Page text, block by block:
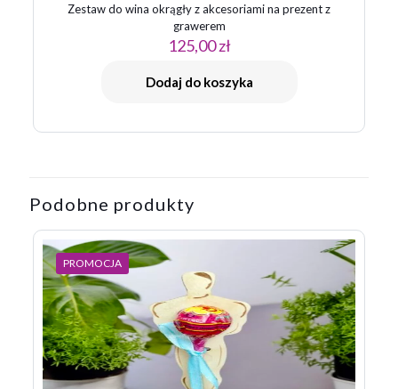
Zestaw do wina okrągły z akcesoriami na prezent z
grawerem
125,00zł
Dodaj do koszyka
Podobne produkty
PROMOCJA